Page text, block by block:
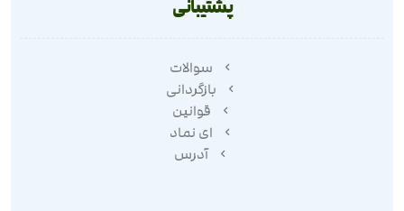
پشتیبانی
سوالات
بازگردانی
قوانین
ای نماد
آدرس